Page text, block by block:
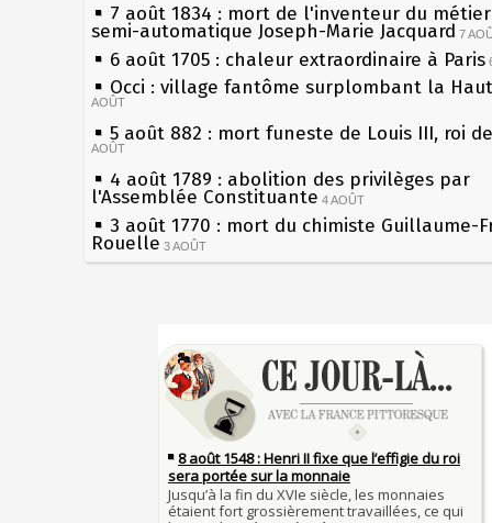
7 août 1834 : mort de l'inventeur du
semi-automatique Joseph-Marie Jacquard 7
6 août 1705 : chaleur extraordinaire à Paris
Occi : village fantôme surplombant la
AOÛT
5 août 882 : mort funeste de Louis III, roi
AOÛT
4 août 1789 : abolition des privilèges par
l'Assemblée Constituante 4 AOÛT
3 août 1770 : mort du chimiste Guillaume-
Rouelle 3 AOÛT
Musée Jean de La Fontaine : réouverture
1er août 1589 : Henri III est poignardé à
par Jacques Clément, moine jacobin 1ER AOÛT
31 juillet 1899 : décret instaurant les
boîtes aux lettres en fonte de Léon Mougeot
30 juillet 1918 : mort d'Auguste Poulain,
Chocolat Poulain 30 JUILLET
29 juillet 1881 : loi sur la liberté de la
les siècles
27 mai 1610 : supplice de François
du roi Henri IV
Pierre qui roule n'amasse pas mousse
Qui aime bien châtie bien
Tout vient à point à qui sait attendre
François II (né le 19 janvier 1544, mort le 5